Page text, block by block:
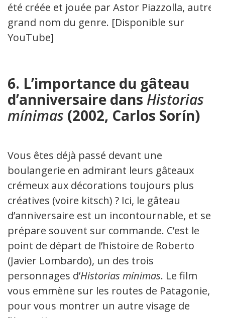
été créée et jouée par Astor Piazzolla, autre
grand nom du genre. [Disponible sur
YouTube]
6. L’importance du gâteau
d’anniversaire dans Historias
mínimas (2002, Carlos Sorín)
Vous êtes déjà passé devant une
boulangerie en admirant leurs gâteaux
crémeux aux décorations toujours plus
créatives (voire kitsch) ? Ici, le gâteau
d’anniversaire est un incontournable, et se
prépare souvent sur commande. C’est le
point de départ de l’histoire de Roberto
(Javier Lombardo), un des trois
personnages d’Historias mínimas. Le film
vous emmène sur les routes de Patagonie,
pour vous montrer un autre visage de